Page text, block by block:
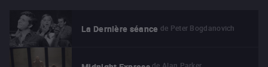
La Dernière séance de Peter Bogdanovich